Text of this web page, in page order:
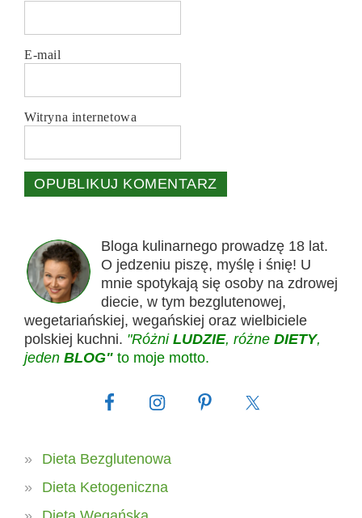
E-mail
Witryna internetowa
Bloga kulinarnego prowadzę 18 lat.
O jedzeniu piszę, myślę i śnię! U
mnie spotykają się osoby na zdrowej
diecie, w tym bezglutenowej,
wegetariańskiej, wegańskiej oraz wielbiciele
polskiej kuchni. "Różni LUDZIE, różne DIETY,
jeden BLOG" to moje motto.
Dieta Bezglutenowa
Dieta Ketogeniczna